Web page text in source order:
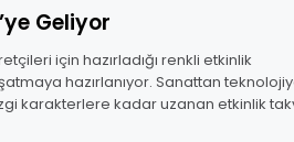
Geliyor
için hazırladığı renkli etkinlik
hazırlanıyor. Sanattan
karakterlere kadar uzanan etkinlik